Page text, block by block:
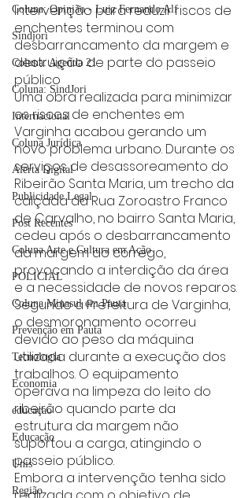
Coluna: Opinião - Luiz Fernando Alf
Sindjori
Coluna: Agenda 21
Coluna: SindJori
Internacional
Coluna Jurídica
Alerta Digital
Publicidade Legal
Post Recentes
Coluna Arte e Cultura em Ação
POLICIAL
Coluna Minasul em Pauta
Prevenção em Pauta
Tecnologia
Economia
educaçao
Educação
Unis
Região
Intervenção para reduzir riscos de
enchentes terminou com
desbarrancamento da margem e
destruição de parte do passeio
público
Uma obra realizada para minimizar
os riscos de enchentes em
Varginha acabou gerando um
novo problema urbano. Durante os
serviços de desassoreamento do
Ribeirão Santa Maria, um trecho da
calçada da Rua Zoroastro Franco
de Carvalho, no bairro Santa Maria,
cedeu após o desbarrancamento
da margem do córrego,
provocando a interdição da área
e a necessidade de novos reparos.
Segundo a Prefeitura de Varginha,
o desmoronamento ocorreu
devido ao peso da máquina
utilizada durante a execução dos
trabalhos. O equipamento
operava na limpeza do leito do
ribeirão quando parte da
estrutura da margem não
suportou a carga, atingindo o
passeio público.
Embora a intervenção tenha sido